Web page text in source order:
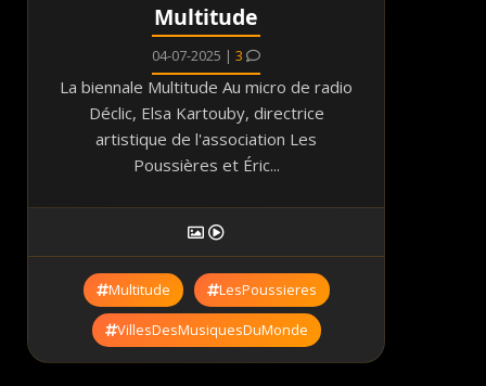
Multitude
04-07-2025 | 3
La biennale Multitude Au micro de radio
Déclic, Elsa Kartouby, directrice
artistique de l'association Les
Poussières et Éric...
Multitude LesPoussieres
VillesDesMusiquesDuMonde